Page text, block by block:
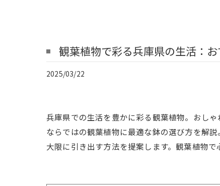
観葉植物で彩る兵庫県の生活：
2025/03/22
兵庫県での生活を豊かに彩る観葉植物。おし
ならではの観葉植物に最適な鉢の選び方を解
大限に引き出す方法を提案します。観葉植物で